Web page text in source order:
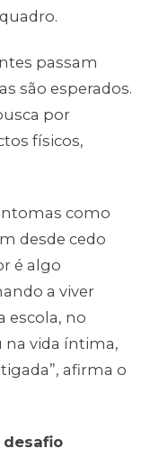
passam
são esperados.
por
físicos,
como
desde cedo
é algo
a viver
escola, no
vida íntima,
afirma o